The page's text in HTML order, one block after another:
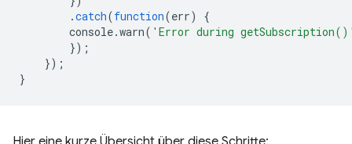
.catch(function(err)
{
console.warn( 'Error during
});
});
}